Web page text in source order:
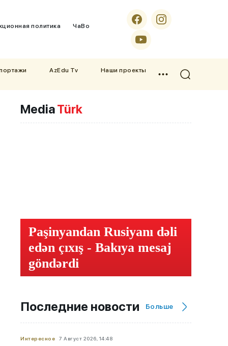
политика
ЧаВо
AzEdu Tv
Наши проекты
MediaTürk
Paşinyandan Rusiyanı dəli
edən çıxış - Bakıya mesaj
göndərdi
Последние новости Больше
Интересное 7 Август 2026, 14:48